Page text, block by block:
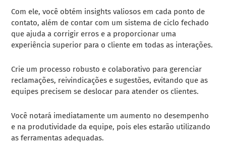
Com ele, você obtém insights valiosos em cada ponto de
contato, além de contar com um sistema de ciclo fechado
que ajuda a corrigir erros e a proporcionar uma
experiência superior para o cliente em todas as interações.
Crie um processo robusto e colaborativo para gerenciar
reclamações, reivindicações e sugestões, evitando que as
equipes precisem se deslocar para atender os clientes.
Você notará imediatamente um aumento no desempenho
e na produtividade da equipe, pois eles estarão utilizando
as ferramentas adequadas.